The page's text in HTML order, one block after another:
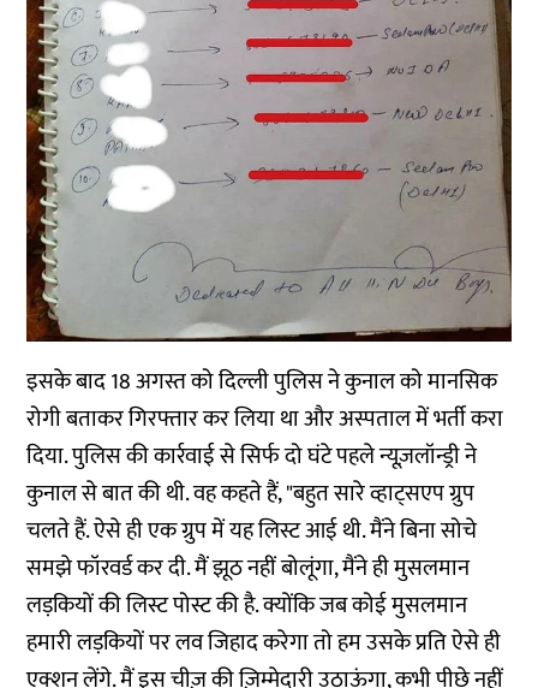
इसके बाद 18 अगस्त को दिल्ली पुलिस ने कुनाल को मानसिक
रोगी बताकर गिरफ्तार कर लिया था और अस्पताल में भर्ती करा
दिया. पुलिस की कार्रवाई से सिर्फ दो घंटे पहले न्यूज़लॉन्ड्री ने
कुनाल से बात की थी. वह कहते हैं, "बहुत सारे व्हाट्सएप ग्रुप
चलते हैं. ऐसे ही एक ग्रुप में यह लिस्ट आई थी. मैंने बिना सोचे
समझे फॉरवर्ड कर दी. मैं झूठ नहीं बोलूंगा, मैंने ही मुसलमान
लड़कियों की लिस्ट पोस्ट की है. क्योंकि जब कोई मुसलमान
हमारी लड़कियों पर लव जिहाद करेगा तो हम उसके प्रति ऐसे ही
एक्शन लेंगे. मैं इस चीज़ की ज़िम्मेदारी उठाऊंगा, कभी पीछे नहीं